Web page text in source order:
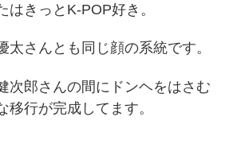
はきっとK-POP好き。
太さんとも同じ顔の系統です。
次郎さんの間にドンヘをはさむ
移行が完成してます。